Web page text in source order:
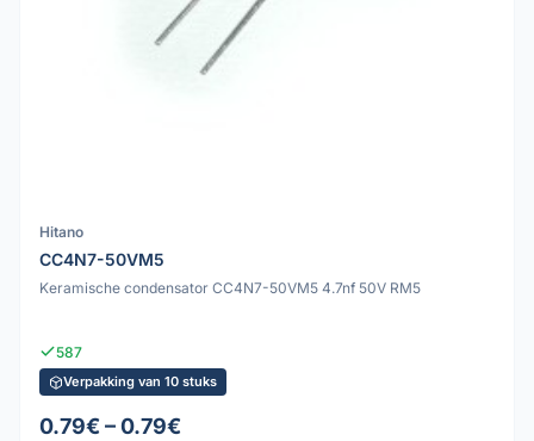
Hitano
CC4N7-50VM5
Keramische condensator CC4N7-50VM5 4.7nf 50V RM5
587
Verpakking van 10 stuks
0.79€ – 0.79€